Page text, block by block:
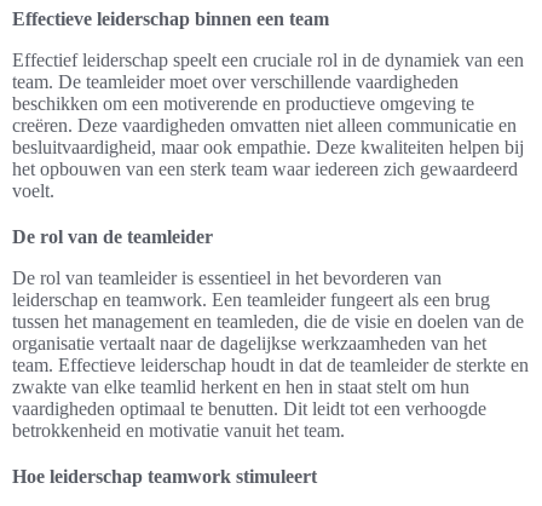
Effectieve leiderschap binnen een team
Effectief leiderschap speelt een cruciale rol in de dynamiek van een
team. De teamleider moet over verschillende vaardigheden
beschikken om een motiverende en productieve omgeving te
creëren. Deze vaardigheden omvatten niet alleen communicatie en
besluitvaardigheid, maar ook empathie. Deze kwaliteiten helpen bij
het opbouwen van een sterk team waar iedereen zich gewaardeerd
voelt.
De rol van de teamleider
De rol van teamleider is essentieel in het bevorderen van
leiderschap en teamwork. Een teamleider fungeert als een brug
tussen het management en teamleden, die de visie en doelen van de
organisatie vertaalt naar de dagelijkse werkzaamheden van het
team. Effectieve leiderschap houdt in dat de teamleider de sterkte en
zwakte van elke teamlid herkent en hen in staat stelt om hun
vaardigheden optimaal te benutten. Dit leidt tot een verhoogde
betrokkenheid en motivatie vanuit het team.
Hoe leiderschap teamwork stimuleert